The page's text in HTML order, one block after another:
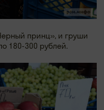
принц», и груши
180-300 рублей.